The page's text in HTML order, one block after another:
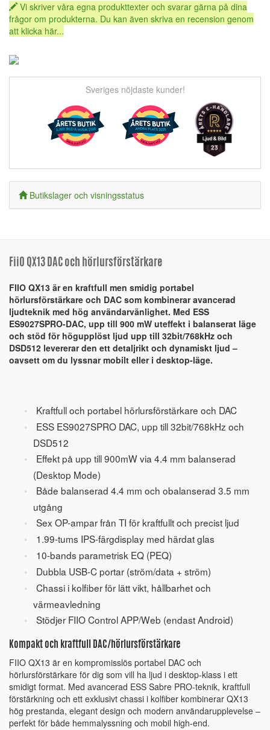
Vi skriver våra egna produkttexter och svarar gärna på dina
frågor om produkterna. Du kan även skriva en recension genom
att klicka här...
Sveriges nöjdaste kunder!
Butikslager och visningsstatus
FiiO QX13 DAC och hörlursförstärkare
FIIO QX13 är en kraftfull men smidig portabel
hörlursförstärkare och DAC som kombinerar avancerad
ljudteknik med hög användarvänlighet. Med ESS
ES9027SPRO-DAC, upp till 900 mW uteffekt i balanserat läge
och stöd för högupplöst ljud upp till 32bit/768kHz och
DSD512 levererar den ett detaljrikt och dynamiskt ljud –
oavsett om du lyssnar mobilt eller i desktop-läge.
Kraftfull och portabel hörlursförstärkare och DAC
ESS ES9027SPRO DAC, upp till 32bit/768kHz och
DSD512
Effekt på upp till 900mW via 4.4 mm balanserad
(Desktop Mode)
Både balanserad 4.4 mm och obalanserad 3.5 mm
utgång
Sex OP-ampar från TI för kraftfullt och precist ljud
1.99-tums IPS-färgdisplay med härdat glas
10-bands parametrisk EQ (PEQ)
Dubbla USB-C portar (ström/data + ström)
Chassi i kolfiber för lätt vikt, hållbarhet och
värmeavledning
Stödjer FIIO Control APP/Web (endast Android)
Kompakt och kraftfull DAC/hörlursförstärkare
FIIO QX13 är en kompromisslös portabel DAC och
hörlursförstärkare för dig som vill ha ljud i desktop-klass i ett
smidigt format. Med avancerad ESS Sabre PRO-teknik, kraftfull
förstärkning och ett exklusivt chassi i kolfiber kombinerar QX13
hög prestanda, elegant design och modern användarupplevelse –
perfekt för både hemmalyssning och mobil high-end.